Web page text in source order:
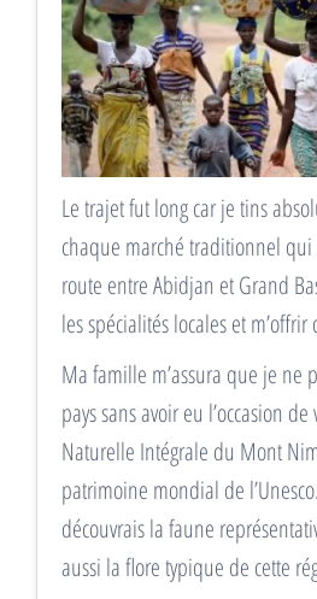
Le trajet fut long car je tins
chaque marché traditionnel qui
route entre Abidjan et Grand
les spécialités locales et
Ma famille m’assura que je ne
pays sans avoir eu l’occasion de
Naturelle Intégrale du Mont
patrimoine mondial de
découvrais la faune
aussi la flore typique de cette